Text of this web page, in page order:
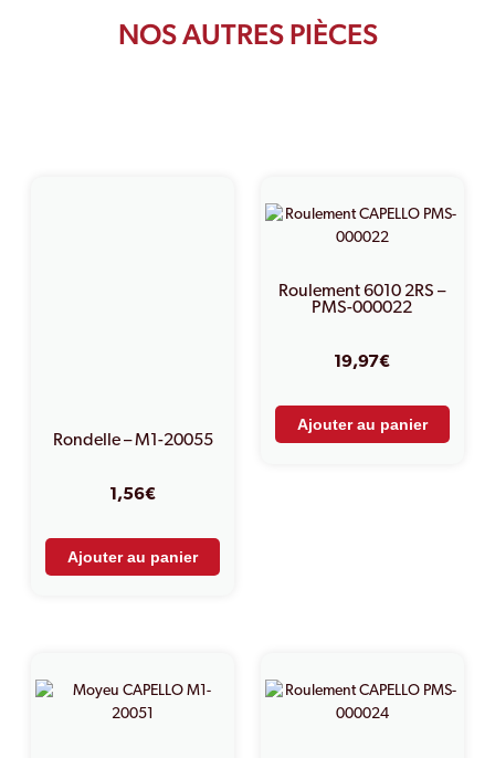
NOS AUTRES PIÈCES
Rondelle – M1-20055
1,56€
Ajouter au panier
Roulement 6010 2RS –
PMS-000022
19,97€
Ajouter au panier